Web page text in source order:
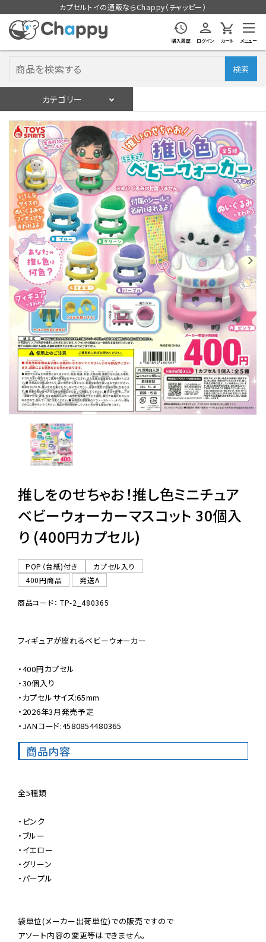
カプセルトイの通販ならChappy（チャッピー）
購入履歴 ログイン カート メニュー
検索
カテゴリー
ログイン 会員登録
入荷スケジュールをチェック
カプセルトイマシン本体
カプセルトイ
販促用空カプセル
レンタル
景品・玩具・文具
販促用カプセルトイ
よくあるご質問
06-6282-7659
推しをのせちゃお！推し色ミニチュア
ベビーウォーカーマスコット 30個入
り (400円カプセル)
POP（台紙)付き
カプセル入り
400円商品
発送A
商品コード： TP-2_480365
フィギュアが座れるベビーウォーカー
・400円カプセル
・30個入り
・カプセルサイズ:65mm
・2026年3月発売予定
・JANコード:4580854480365
商品内容
全5種類
・ピンク
・ブルー
・イエロー
・グリーン
・パープル
袋単位(メーカー出荷単位)での販売ですので
アソート内容の変更等はできません。